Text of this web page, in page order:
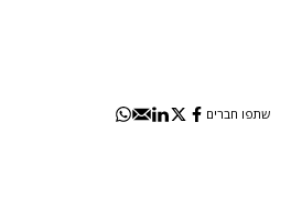
שתפו חברים